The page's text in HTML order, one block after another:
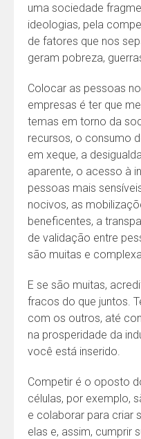
uma sociedade
ideologias, pela
de fatores que nos
geram pobreza,
Colocar as pessoas
empresas é ter que
temas em torno da
recursos, o consumo
em xeque, a
aparente, o acesso à
pessoas mais
nocivos, as
beneficentes, a
de validação entre
são muitas e
E se são muitas,
fracos do que juntos.
com os outros, até
na prosperidade da
você está inserido.
Competir é o oposto
células, por exemplo,
e colaborar para criar
elas e, assim, cumprir